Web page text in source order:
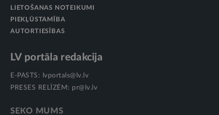
LIETOŠANAS NOTEIKUMI
PIEKĻŪSTAMĪBA
AUTORTIESĪBAS
LV portāla redakcija
E-PASTS:
lvportals@lv.lv
PRESES RELĪZĒM: pr@lv.lv
SEKO MUMS